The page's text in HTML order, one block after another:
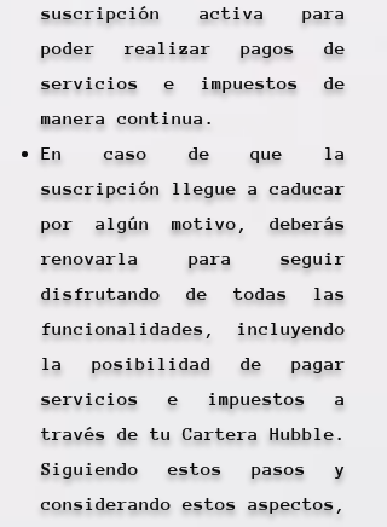
suscripción activa para
poder realizar pagos de
servicios e impuestos de
manera continua.
En caso de que la
suscripción llegue a caducar
por algún motivo, deberás
renovarla para seguir
disfrutando de todas las
funcionalidades, incluyendo
la posibilidad de pagar
servicios e impuestos a
través de tu Cartera Hubble.
Siguiendo estos pasos y
considerando estos aspectos,